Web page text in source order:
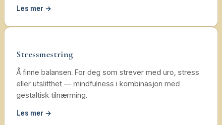
Les mer →
Stressmestring
Å finne balansen. For deg som strever med uro, stress
eller utslitthet — mindfulness i kombinasjon med
gestaltisk tilnærming.
Les mer →